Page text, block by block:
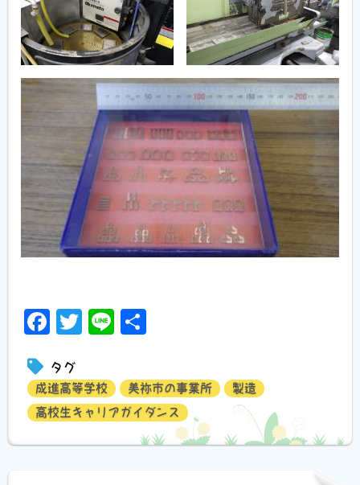
Facebook
Twitter
Line
タグ
成進高等学校 美祢市の事業所
製造
高校生キャリアガイダンス